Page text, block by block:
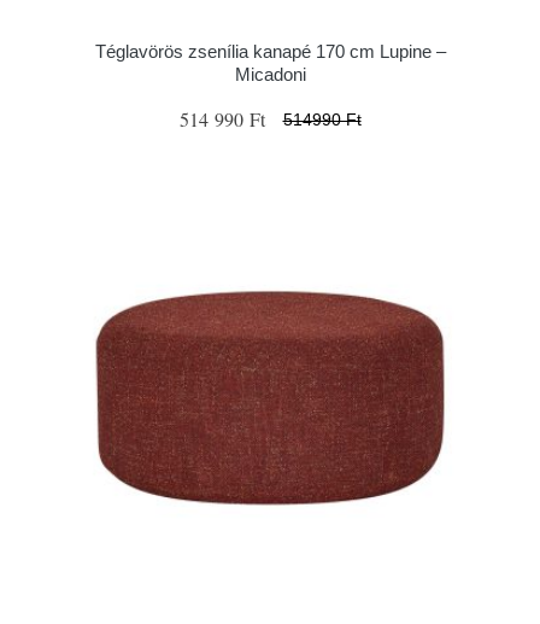
Téglavörös zsenília kanapé 170 cm Lupine –
Micadoni
514 990 Ft 514990 Ft